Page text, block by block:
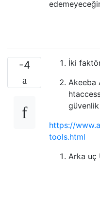
-4
İki
Akeeba
https://
tools.html
Arka uç